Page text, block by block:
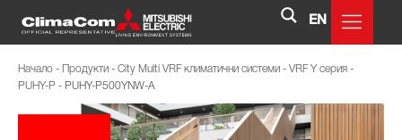
EN
Начало - Продукти - City Multi VRF климатични системи - VRF Y серия -
PUHY-P - PUHY-P500YNW-A